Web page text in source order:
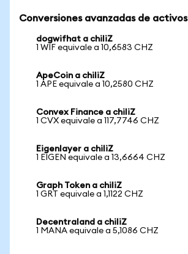
Conversiones avanzadas de activos
dogwifhat a chiliZ
1 WIF equivale a 10,6583 CHZ
ApeCoin a chiliZ
1 APE equivale a 10,2580 CHZ
Convex Finance a chiliZ
1 CVX equivale a 117,7746 CHZ
Eigenlayer a chiliZ
1 EIGEN equivale a 13,6664 CHZ
Graph Token a chiliZ
1 GRT equivale a 1,1122 CHZ
Decentraland a chiliZ
1 MANA equivale a 5,1086 CHZ